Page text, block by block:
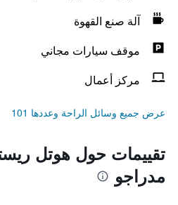
آلة صنع القهوة
موقف سيارات مجاني
مركز أعمال
عرض جميع وسائل الراحة وعددها 101
تقييمات حول هوتل
مدراجو